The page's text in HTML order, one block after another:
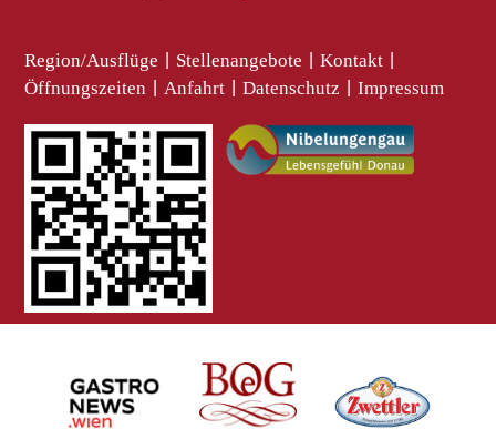
Region/Ausflüge Stellenangebote Kontakt
Öffnungszeiten Anfahrt Datenschutz Impressum